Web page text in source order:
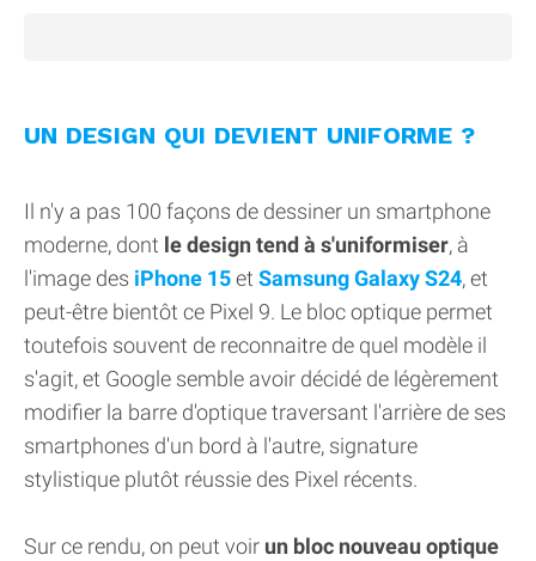
UN DESIGN QUI DEVIENT UNIFORME ?
Il n'y a pas 100 façons de dessiner un smartphone
moderne, dont le design tend à s'uniformiser, à
l'image des iPhone 15et Samsung Galaxy S24, et
peut-être bientôt ce Pixel 9. Le bloc optique permet
toutefois souvent de reconnaitre de quel modèle il
s'agit, et Google semble avoir décidé de légèrement
modifier la barre d'optique traversant l'arrière de ses
smartphones d'un bord à l'autre, signature
stylistique plutôt réussie des Pixel récents.
Sur ce rendu, on peut voir un bloc nouveau optique